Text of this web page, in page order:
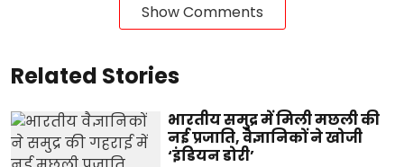
Show Comments
Related Stories
भारतीय समुद्र में मिली मछली की
नई प्रजाति, वैज्ञानिकों ने खोजी
‘इंडियन डोरी’